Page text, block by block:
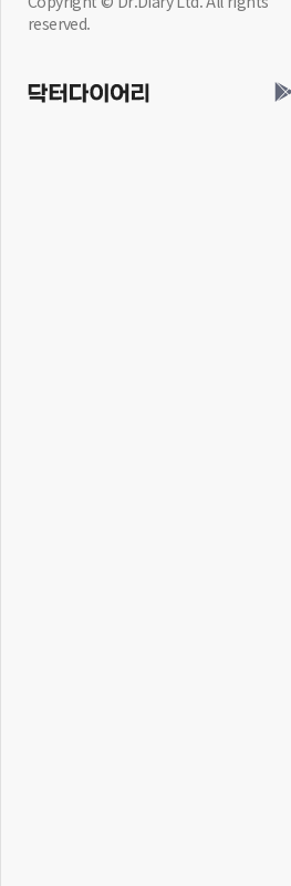
reserved.